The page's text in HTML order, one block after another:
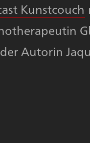
Kunstcouch
Autorin